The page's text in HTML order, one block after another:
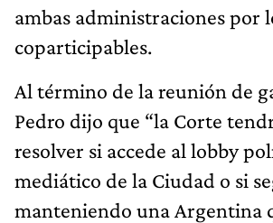
ambas administraciones por
coparticipables.
Al término de la reunión de
Pedro dijo que “la Corte
resolver si accede al lobby
mediático de la Ciudad o si
manteniendo una Argentina